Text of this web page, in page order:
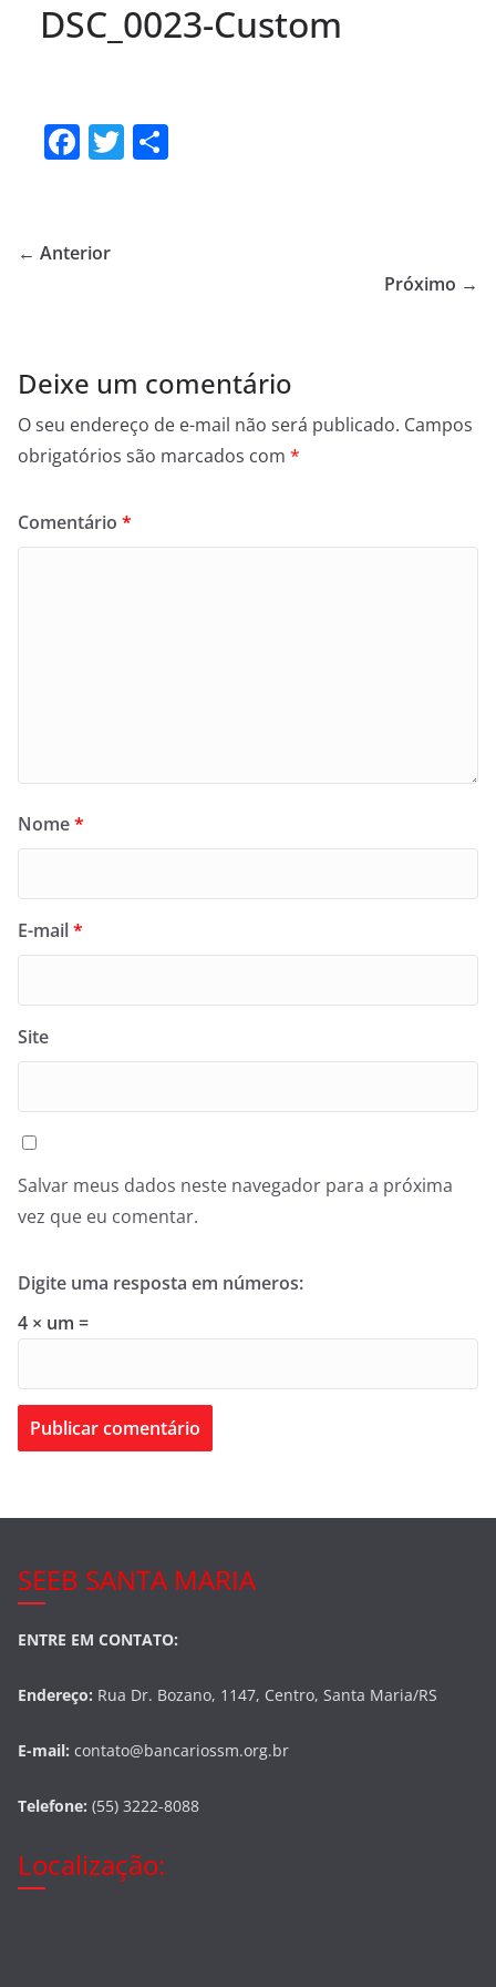
DSC_0023-Custom
F
e
k
T
← Anterior
Próximo →
Deixe um comentário
O seu endereço de e-mail não será publicado. Campos
obrigatórios são marcados com *
Comentário *
Nome*
E-mail*
Site
Salvar meus dados neste navegador para a próxima
vez que eu comentar.
Digite uma resposta em números:
4 × um =
SEEB SANTA MARIA
ENTRE EM CONTATO:
Endereço: Rua Dr. Bozano, 1147, Centro, Santa Maria/RS
E-mail: contato@bancariossm.org.br
Telefone: (55) 3222-8088
Localização: